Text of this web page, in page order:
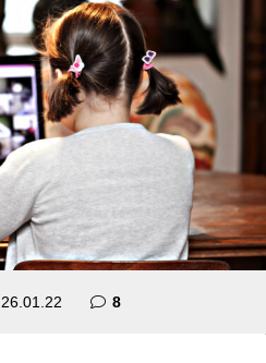
26.01.22 8komentara